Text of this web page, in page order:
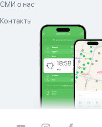
СМИ о нас
Контакты